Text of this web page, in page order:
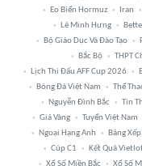
Eo Biển Hormuz
Iran
Lê Minh Hưng
Bộ Giáo Dục Và Đào Tạo
Bắc Bộ
THPT
Lịch Thi Đấu AFF Cup 2026
Bóng Đá Việt Nam
Thể
Nguyễn Đình Bắc
Tin
Giá Vàng
Tuyển Việt Nam
Ngoại Hạng Anh
Bảng
Cúp C1
Kết Quả
Xổ Số Miền Bắc
Xổ Số